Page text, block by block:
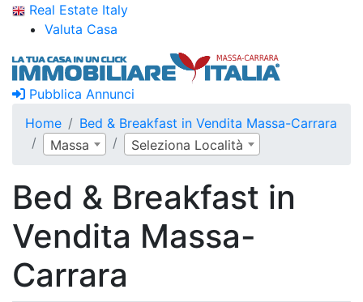
Real Estate Italy
Valuta Casa
Pubblica Annunci
Home
Bed & Breakfast in Vendita Massa-Carrara
Massa
Seleziona Località
Bed & Breakfast in
Vendita Massa-
Carrara